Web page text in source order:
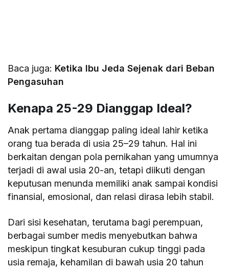
Baca juga: Ketika Ibu Jeda Sejenak dari Beban
Pengasuhan
Kenapa 25-29 Dianggap Ideal?
Anak pertama dianggap paling ideal lahir ketika
orang tua berada di usia 25–29 tahun. Hal ini
berkaitan dengan pola pernikahan yang umumnya
terjadi di awal usia 20-an, tetapi diikuti dengan
keputusan menunda memiliki anak sampai kondisi
finansial, emosional, dan relasi dirasa lebih stabil.
Dari sisi kesehatan, terutama bagi perempuan,
berbagai sumber medis menyebutkan bahwa
meskipun tingkat kesuburan cukup tinggi pada
usia remaja, kehamilan di bawah usia 20 tahun